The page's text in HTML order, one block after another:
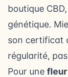
boutique
génétique.
son certificat
régularité,
Pour une fleur